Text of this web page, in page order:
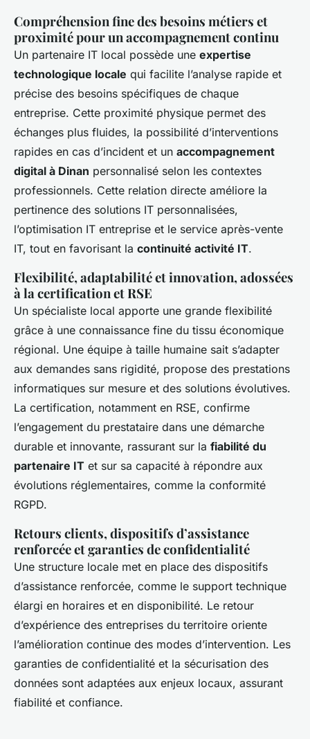
Compréhension fine des besoins métiers et
proximité pour un accompagnement continu
Un partenaire IT local possède une expertise
technologique locale qui facilite l’analyse rapide et
précise des besoins spécifiques de chaque
entreprise. Cette proximité physique permet des
échanges plus fluides, la possibilité d’interventions
rapides en cas d’incident et un accompagnement
digital à Dinan personnalisé selon les contextes
professionnels. Cette relation directe améliore la
pertinence des solutions IT personnalisées,
l’optimisation IT entreprise et le service après-vente
IT, tout en favorisant la continuité activité IT.
Flexibilité, adaptabilité et innovation, adossées
à la certification et RSE
Un spécialiste local apporte une grande flexibilité
grâce à une connaissance fine du tissu économique
régional. Une équipe à taille humaine sait s’adapter
aux demandes sans rigidité, propose des prestations
informatiques sur mesure et des solutions évolutives.
La certification, notamment en RSE, confirme
l’engagement du prestataire dans une démarche
durable et innovante, rassurant sur la fiabilité du
partenaire IT et sur sa capacité à répondre aux
évolutions réglementaires, comme la conformité
RGPD.
Retours clients, dispositifs d’assistance
renforcée et garanties de confidentialité
Une structure locale met en place des dispositifs
d’assistance renforcée, comme le support technique
élargi en horaires et en disponibilité. Le retour
d’expérience des entreprises du territoire oriente
l’amélioration continue des modes d’intervention. Les
garanties de confidentialité et la sécurisation des
données sont adaptées aux enjeux locaux, assurant
fiabilité et confiance.